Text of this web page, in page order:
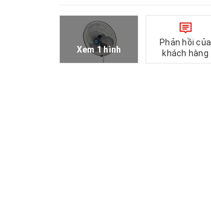
Xem 1 hình
Phản hồi của
khách hàng